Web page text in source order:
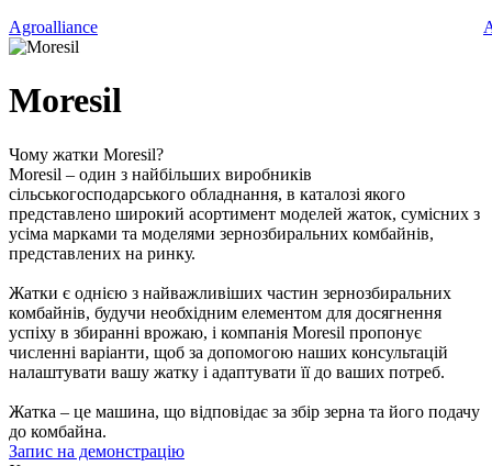
Agroalliance
Moresil
Чому жатки Moresil?
Moresil – один з найбільших виробників
сільськогосподарського обладнання, в каталозі якого
представлено широкий асортимент моделей жаток, сумісних з
усіма марками та моделями зернозбиральних комбайнів,
представлених на ринку.
Жатки є однією з найважливіших частин зернозбиральних
комбайнів, будучи необхідним елементом для досягнення
успіху в збиранні врожаю, і компанія Moresil пропонує
численні варіанти, щоб за допомогою наших консультацій
налаштувати вашу жатку і адаптувати її до ваших потреб.
Жатка – це машина, що відповідає за збір зерна та його подачу
до комбайна.
Запис на демонстрацію